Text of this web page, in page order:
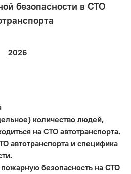
безопасности в СТО
2026
количество людей,
на СТО автотранспорта.
автотранспорта и специфика
безопасность на СТО